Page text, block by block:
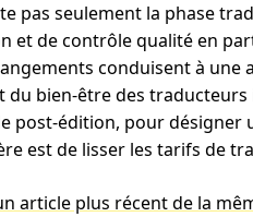
pas seulement la phase
et de contrôle qualité en
conduisent à une
du bien-être des
post-édition, pour
est de lisser les tarifs de
article plus récent de la